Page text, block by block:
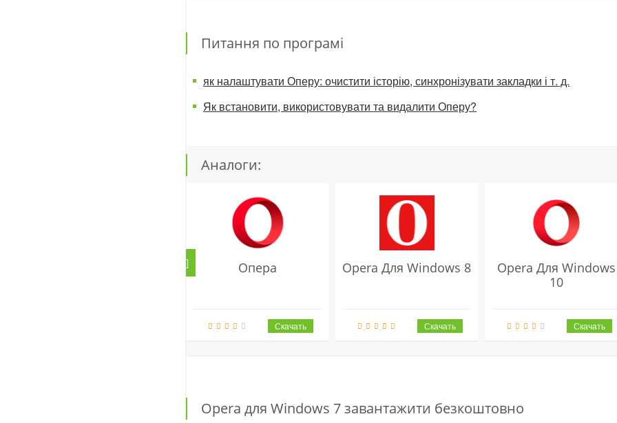
Питання по програмі
як налаштувати Оперу: очистити історію, синхронізувати закладки і т. д.
Як встановити, використовувати та видалити Оперу?
Аналоги:
Опера Opera Для Windows 8
Opera Для Windows
10
Opera для Windows 7 завантажити безкоштовно